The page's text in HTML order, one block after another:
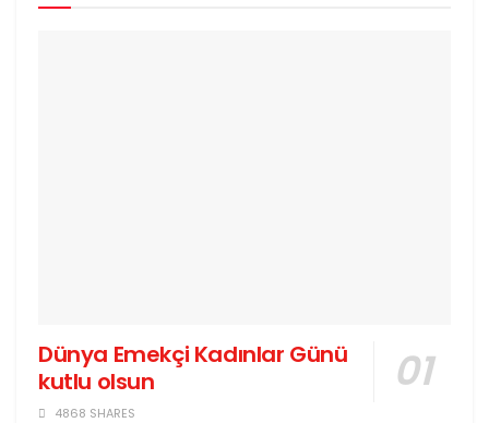
Dünya Emekçi Kadınlar Günü
kutlu olsun
4868 SHARES